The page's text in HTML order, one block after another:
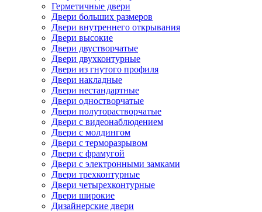
Герметичные двери
Двери больших размеров
Двери внутреннего открывания
Двери высокие
Двери двустворчатые
Двери двухконтурные
Двери из гнутого профиля
Двери накладные
Двери нестандартные
Двери одностворчатые
Двери полуторастворчатые
Двери с видеонаблюдением
Двери с молдингом
Двери с терморазрывом
Двери с фрамугой
Двери с электронными замками
Двери трехконтурные
Двери четырехконтурные
Двери широкие
Дизайнерские двери